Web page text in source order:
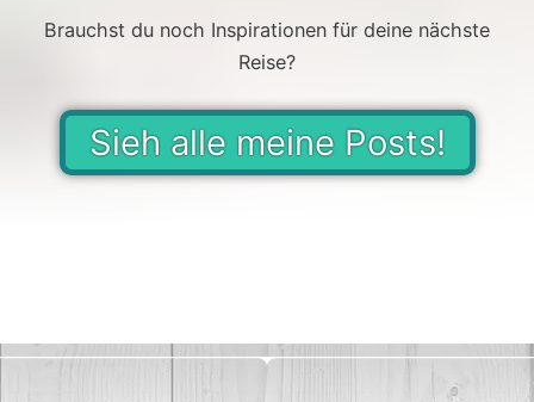
Brauchst du noch Inspirationen für deine nächste
Reise?
Sieh alle meine Posts!